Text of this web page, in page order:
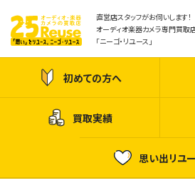
直営店スタッフがお伺いします！
オーディオ楽器カメラ専門買取
「ニーゴ・リユース」
初めての方へ
買取実績
思い出リユ